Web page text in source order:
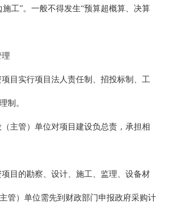
工”。一般不得发生“预算超概算、决算
目实行项目法人责任制、招投标制、工
制。
主管）单位对项目建设负总责，承担相
目的勘察、设计、施工、监理、设备材
管）单位需先到财政部门申报政府采购计